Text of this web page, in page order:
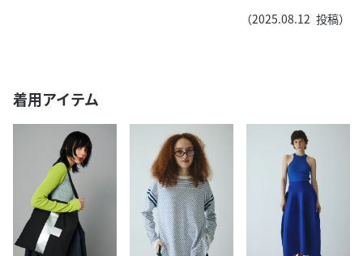
（2025.08.12 投稿）
着用アイテム